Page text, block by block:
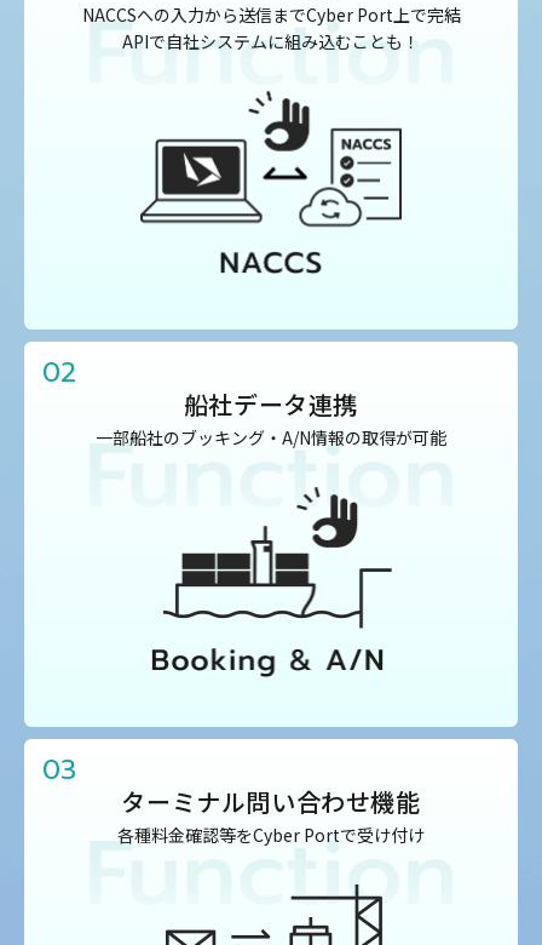
NACCSへの入力から送信までCyber Port上で完結
APIで自社システムに組み込むことも！
02
船社データ連携
一部船社のブッキング・A/N情報の取得が可能
03
ターミナル問い合わせ機能
各種料金確認等をCyber Portで受け付け